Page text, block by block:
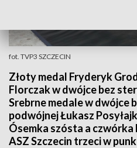
fot. TVP3 SZCZECIN
Złoty medal Fryderyk
Florczak w dwójce bez
Srebrne medale w dwójce
podwójnej Łukasz
Ósemka szósta a czwórka
ASZ Szczecin trzeci w